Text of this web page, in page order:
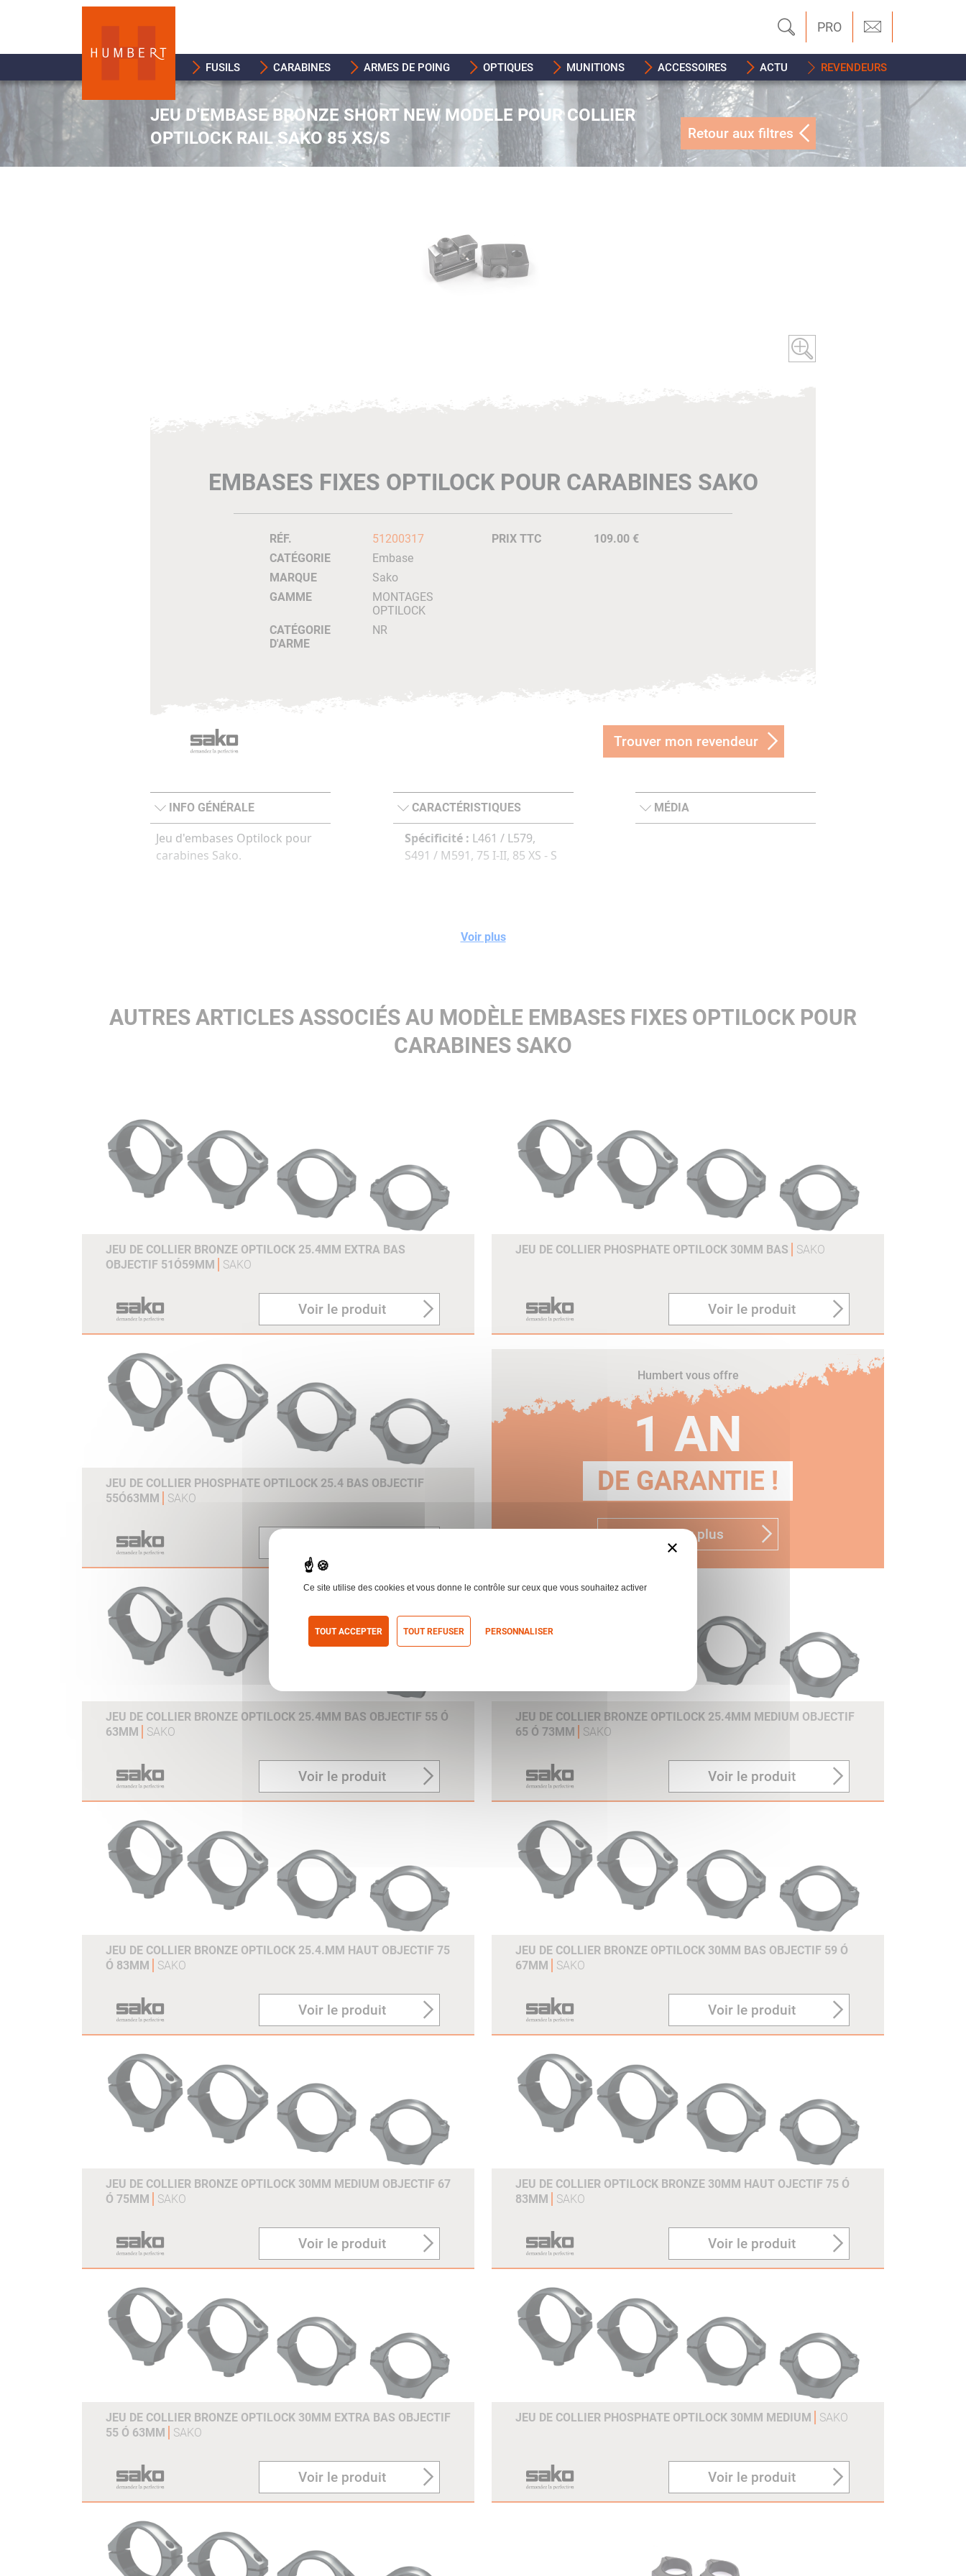
PRO
FUSILS CARABINES ARMES DE POING OPTIQUES MUNITIONS ACCESSOIRES ACTU REVENDEURS
JEU D'EMBASE BRONZE SHORT NEW MODELE POUR COLLIER
OPTILOCK RAIL SAKO 85 XS/S
Retour aux filtres
EMBASES FIXES OPTILOCK POUR CARABINES SAKO
RÉF.
51200317
CATÉGORIE
Embase
MARQUE
Sako
GAMME
MONTAGES
OPTILOCK
CATÉGORIE
D'ARME
NR
PRIX TTC 109.00 €
Trouver mon revendeur
INFO GÉNÉRALE
Jeu d'embases Optilock pour
carabines Sako.
CARACTÉRISTIQUES
Spécificité : L461 / L579,
S491 / M591, 75 I-II, 85 XS - S
MÉDIA
Voir plus
AUTRES ARTICLES ASSOCIÉS AU MODÈLE EMBASES FIXES OPTILOCK POUR
CARABINES SAKO
JEU DE COLLIER BRONZE OPTILOCK 25.4MM EXTRA BAS
OBJECTIF 51Ó59MM
SAKO
Voir le produit
JEU DE COLLIER PHOSPHATE OPTILOCK 30MM BAS SAKO
Voir le produit
JEU DE COLLIER PHOSPHATE OPTILOCK 25.4 BAS OBJECTIF
55Ó63MM
SAKO
Humbert vous offre
1 AN
DE GARANTIE !
En savoir plus
JEU DE COLLIER BRONZE OPTILOCK 25.4MM BAS OBJECTIF 55 Ó
63MM
SAKO
Voir le produit
JEU DE COLLIER BRONZE OPTILOCK 25.4MM MEDIUM OBJECTIF
65 Ó 73MM
SAKO
Voir le produit
JEU DE COLLIER BRONZE OPTILOCK 25.4.MM HAUT OBJECTIF 75
Ó 83MM
SAKO
Voir le produit
JEU DE COLLIER BRONZE OPTILOCK 30MM BAS OBJECTIF 59 Ó
67MM
SAKO
Voir le produit
JEU DE COLLIER BRONZE OPTILOCK 30MM MEDIUM OBJECTIF 67
Ó 75MM
SAKO
Voir le produit
JEU DE COLLIER OPTILOCK BRONZE 30MM HAUT OJECTIF 75 Ó
83MM
SAKO
Voir le produit
JEU DE COLLIER BRONZE OPTILOCK 30MM EXTRA BAS OBJECTIF
55 Ó 63MM
SAKO
Voir le produit
JEU DE COLLIER PHOSPHATE OPTILOCK 30MM MEDIUM SAKO
Voir le produit
×
Ce site utilise des cookies et vous donne le contrôle sur ceux que vous souhaitez activer
TOUT ACCEPTER TOUT REFUSER PERSONNALISER